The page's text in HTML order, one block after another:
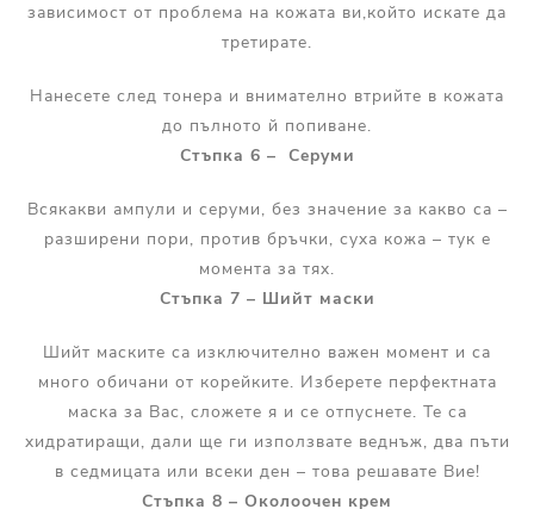
зависимост от проблема на кожата ви,който искате да
третирате.
Нанесете след тонера и внимателно втрийте в кожата
до пълното й попиване.
Стъпка 6 – Серуми
Всякакви ампули и серуми, без значение за какво са –
разширени пори, против бръчки, суха кожа – тук е
момента за тях.
Стъпка 7 – Шийт маски
Шийт маските са изключително важен момент и са
много обичани от корейките. Изберете перфектната
маска за Вас, сложете я и се отпуснете. Те са
хидратиращи, дали ще ги използвате веднъж, два пъти
в седмицата или всеки ден – това решавате Вие!
Стъпка 8 – Околоочен крем